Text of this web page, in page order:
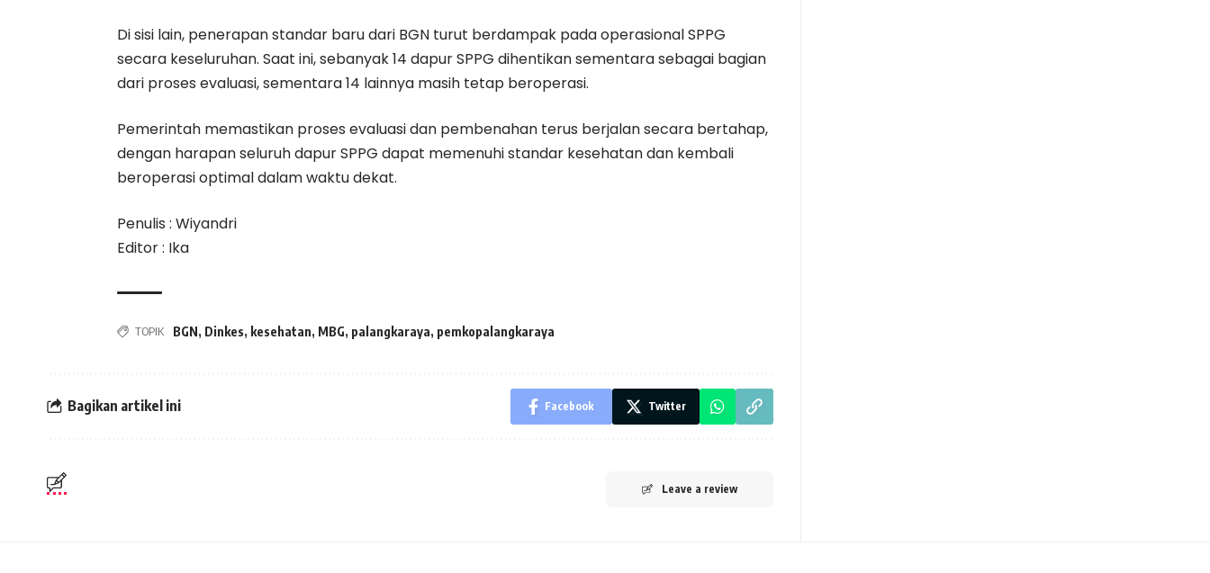
Di sisi lain, penerapan standar baru dari BGN turut berdampak pada operasional SPPG
secara keseluruhan. Saat ini, sebanyak 14 dapur SPPG dihentikan sementara sebagai bagian
dari proses evaluasi, sementara 14 lainnya masih tetap beroperasi.
Pemerintah memastikan proses evaluasi dan pembenahan terus berjalan secara bertahap,
dengan harapan seluruh dapur SPPG dapat memenuhi standar kesehatan dan kembali
beroperasi optimal dalam waktu dekat.
Penulis : Wiyandri
Editor : Ika
TOPIK BGN, Dinkes, kesehatan, MBG, palangkaraya, pemkopalangkaraya
Bagikan artikel ini Facebook Twitter
Leave a review